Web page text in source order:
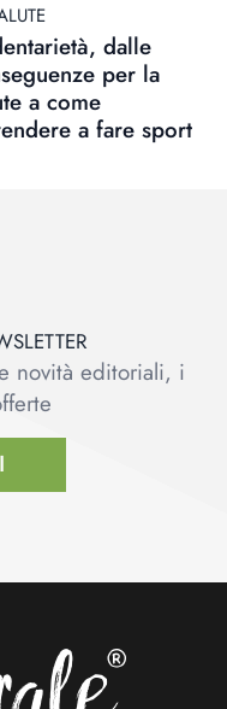
dalle
per la
a come
a fare sport
novità editoriali, i